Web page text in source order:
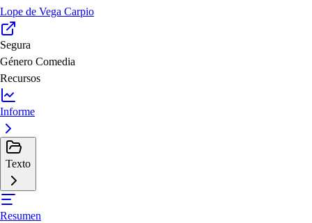
Lope de Vega Carpio
Segura
Género Comedia
Recursos
Informe
Texto
Resumen